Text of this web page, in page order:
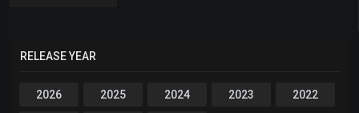
RELEASE YEAR
2026 2025 2024 2023 2022